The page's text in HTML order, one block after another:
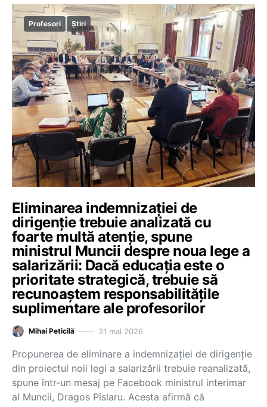
Profesori Știri
Eliminarea indemnizației de
dirigenție trebuie analizată cu
foarte multă atenție, spune
ministrul Muncii despre noua lege a
salarizării: Dacă educația este o
prioritate strategică, trebuie să
recunoaștem responsabilitățile
suplimentare ale profesorilor
Mihai Peticilă 31 mai 2026
Propunerea de eliminare a indemnizației de dirigenție
din proiectul noii legi a salarizării trebuie reanalizată,
spune într-un mesaj pe Facebook ministrul interimar
al Muncii, Dragos Pîslaru. Acesta afirmă că